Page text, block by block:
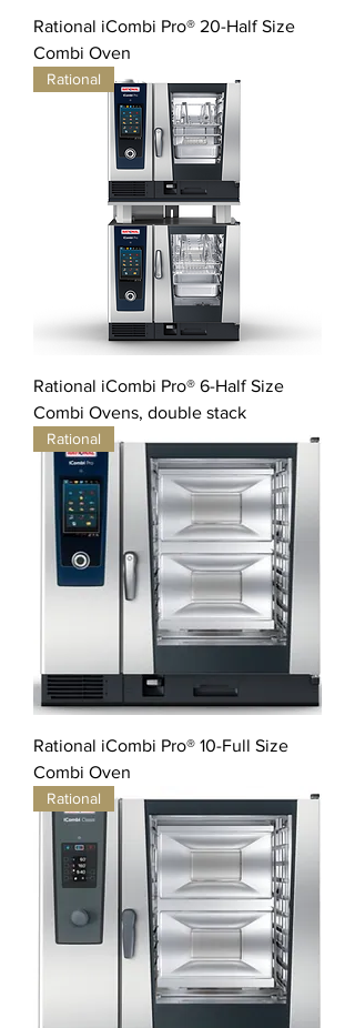
Rational iCombi Pro® 20-Half Size
Combi Oven
Rational
Rational iCombi Pro® 6-Half Size
Combi Ovens, double stack
Rational
Rational iCombi Pro® 10-Full Size
Combi Oven
Rational